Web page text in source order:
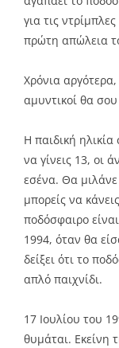
για τις
πρώτη απώλεια
Χρόνια
αμυντικοί θα
Η παιδική
να γίνεις 13, οι
εσένα. Θα μιλάνε
μπορείς να
ποδόσφαιρο
1994, όταν θα
δείξει ότι το
απλό παιχνίδι.
17 Ιουλίου του
θυμάται. Εκείνη